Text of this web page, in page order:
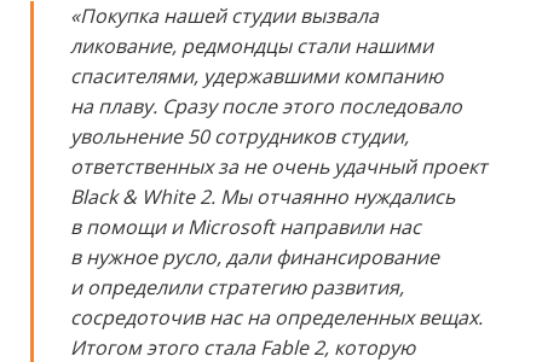
«Покупка нашей студии вызвала
ликование, редмондцы стали нашими
спасителями, удержавшими компанию
на плаву. Сразу после этого последовало
увольнение 50 сотрудников студии,
ответственных за не очень удачный проект
Black & White 2. Мы отчаянно нуждались
в помощи и Microsoft направили нас
в нужное русло, дали финансирование
и определили стратегию развития,
сосредоточив нас на определенных вещах.
Итогом этого стала Fable 2, которую